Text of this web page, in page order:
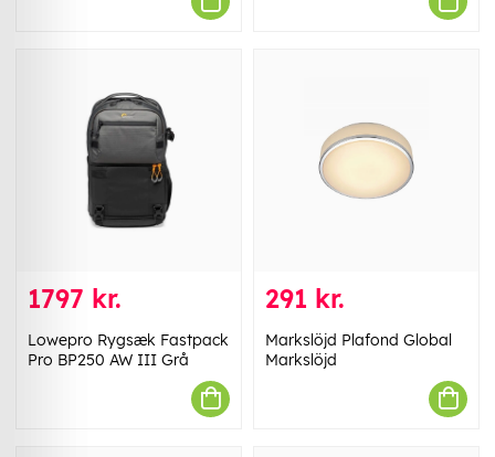
1797 kr.
Lowepro Rygsæk Fastpack
Pro BP250 AW III Grå
291 kr.
Markslöjd Plafond Global
Markslöjd